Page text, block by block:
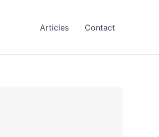
Articles Contact